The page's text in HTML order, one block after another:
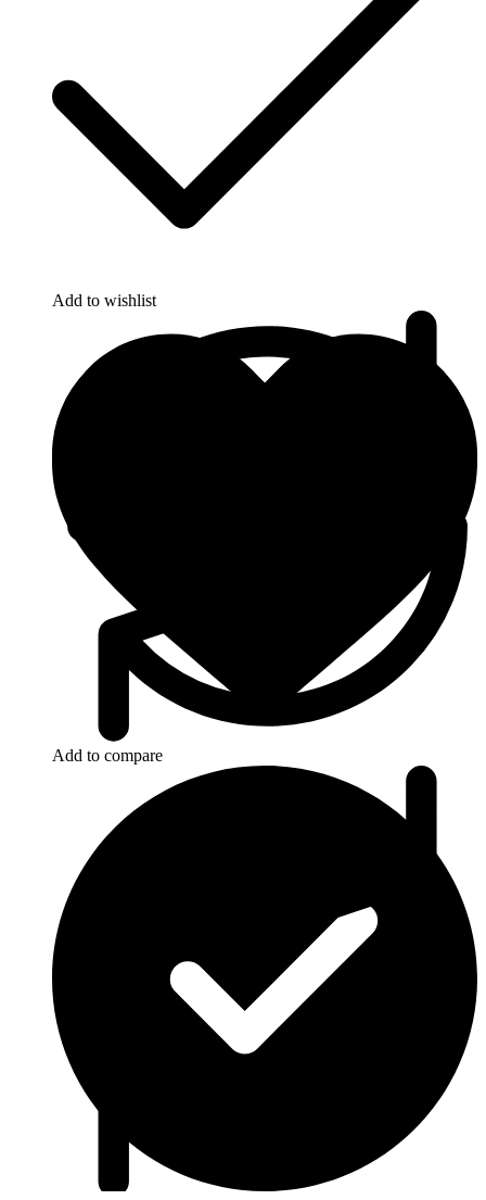
Add to wishlist
Add to compare